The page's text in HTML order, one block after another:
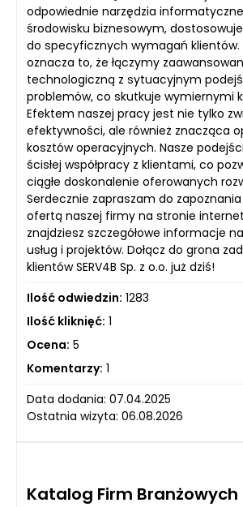
odpowiednie narzędzia
środowisku biznesowym,
do specyficznych wymagań klientów.
oznacza to, że łączymy
technologiczną z sytuacyjnym
problemów, co skutkuje wymiernymi
Efektem naszej pracy jest nie tylko
efektywności, ale również znacząca
kosztów operacyjnych. Nasze
ścisłej współpracy z klientami, co
ciągłe doskonalenie oferowanych
Serdecznie zapraszam do zapoznania
ofertą naszej firmy na stronie
znajdziesz szczegółowe informacje
usług i projektów. Dołącz do grona
klientów SERV4B Sp. z o.o. już dziś!
Ilość odwiedzin: 1283
Ilość kliknięć: 1
Ocena: 5
Komentarzy: 1
Data dodania: 07.04.2025
Ostatnia wizyta: 06.08.2026
Katalog Firm Branżowych